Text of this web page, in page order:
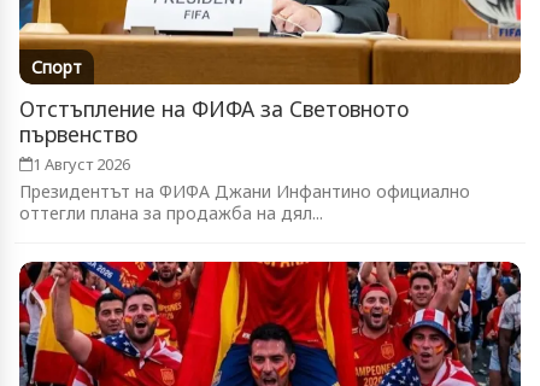
Спорт
Отстъпление на ФИФА за Световното
първенство
1 Август 2026
Президентът на ФИФА Джани Инфантино официално
оттегли плана за продажба на дял...